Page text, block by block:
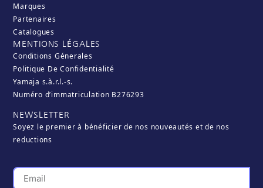
Marques
Partenaires
Catalogues
MENTIONS LÉGALES
Conditions Génerales
Politique De Confidentialité
Yamaja s.à.r.l.-s.
Numéro d’immatriculation B276293
NEWSLETTER
Soyez le premier à bénéficier de nos nouveautés et de nos
reductions